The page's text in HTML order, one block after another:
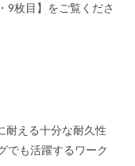
9枚目】をご覧くださ
耐える十分な耐久性
でも活躍するワーク